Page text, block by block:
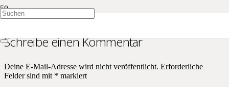
Schreibe einen Kommentar
Deine E-Mail-Adresse wird nicht veröffentlicht. Erforderliche
Felder sind mit * markiert